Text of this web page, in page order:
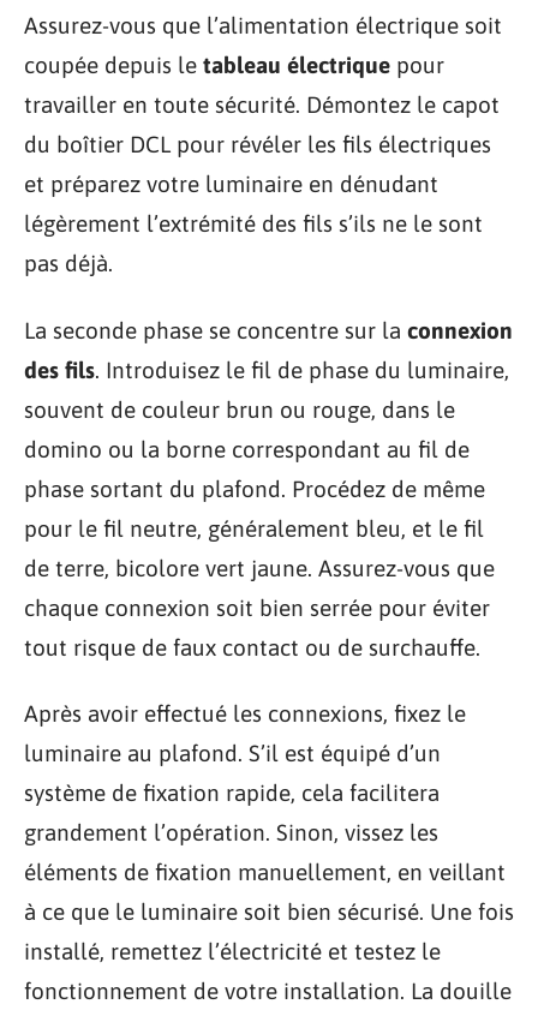
Assurez-vous que l’alimentation électrique soit
coupée depuis le tableau électrique pour
travailler en toute sécurité. Démontez le capot
du boîtier DCL pour révéler les fils électriques
et préparez votre luminaire en dénudant
légèrement l’extrémité des fils s’ils ne le sont
pas déjà.
La seconde phase se concentre sur la connexion
des fils. Introduisez le fil de phase du luminaire,
souvent de couleur brun ou rouge, dans le
domino ou la borne correspondant au fil de
phase sortant du plafond. Procédez de même
pour le fil neutre, généralement bleu, et le fil
de terre, bicolore vert jaune. Assurez-vous que
chaque connexion soit bien serrée pour éviter
tout risque de faux contact ou de surchauffe.
Après avoir effectué les connexions, fixez le
luminaire au plafond. S’il est équipé d’un
système de fixation rapide, cela facilitera
grandement l’opération. Sinon, vissez les
éléments de fixation manuellement, en veillant
à ce que le luminaire soit bien sécurisé. Une fois
installé, remettez l’électricité et testez le
fonctionnement de votre installation. La douille